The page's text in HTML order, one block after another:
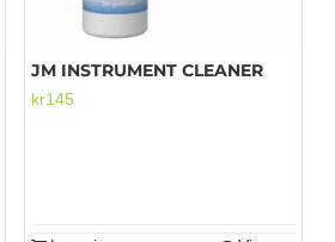
JM INSTRUMENT CLEANER
kr145